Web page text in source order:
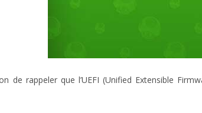
de rappeler que l’UEFI (Unified Extensible